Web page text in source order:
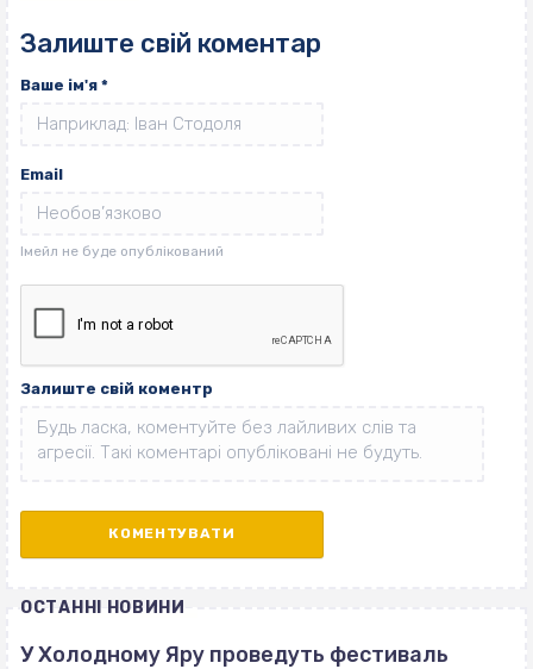
Залиште свій коментар
Ваше ім'я *
Email
Залиште свій коментр
ОСТАННІ НОВИНИ
У Холодному Яру проведуть фестиваль